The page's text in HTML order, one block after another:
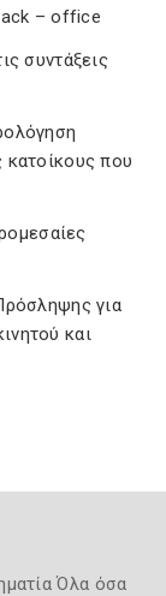
– office
συντάξεις
κατοίκους που
για
και
Όλα όσα